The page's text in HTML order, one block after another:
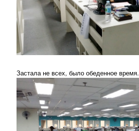
Застала не всех, было обеденное время.